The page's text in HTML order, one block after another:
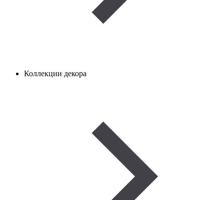
Коллекции декора